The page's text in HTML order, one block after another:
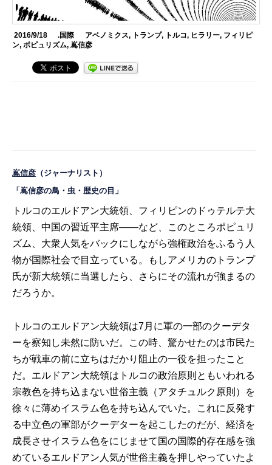
2016/9/18 .国際 アベノミクス, トランプ, トルコ, ヒラリー, フィリピ
ン,ポピュリズム,嶌信彦
嶌信彦 （ジャーナリスト）
「嶌信彦の鳥・虫・歴史の目」
トルコのエルドアン大統領、フィリピンのドゥテルテ大
統領、中国の習近平主席――など、このところポピュリ
ズム、大衆人気をバックにしながら強権政治をふるう人
物が国際社会で目立っている。もしアメリカのトランプ
氏が新大統領に当選したら、さらにその流れが強まるの
だろうか。
トルコのエルドアン大統領は7月に軍の一部のクーデタ
ーを察知し未然に防いだ。この時、驚かせたのは市民た
ちが戦車の前に立ちはだかり阻止の一役を担ったこと
だ。エルドアン大統領はトルコの政治原則ともいわれる
宗教色を持ち込まない世俗主義（アタチュルク原則）を
徐々に薄めイスラム色を持ち込んでいた。これに反発す
る中立色の軍部がクーデターを起こしたのだが、経済を
成長させイスラム色をにじませて国の国際的存在感を強
めているエルドアン人気が世俗主義を押しやっていたよ